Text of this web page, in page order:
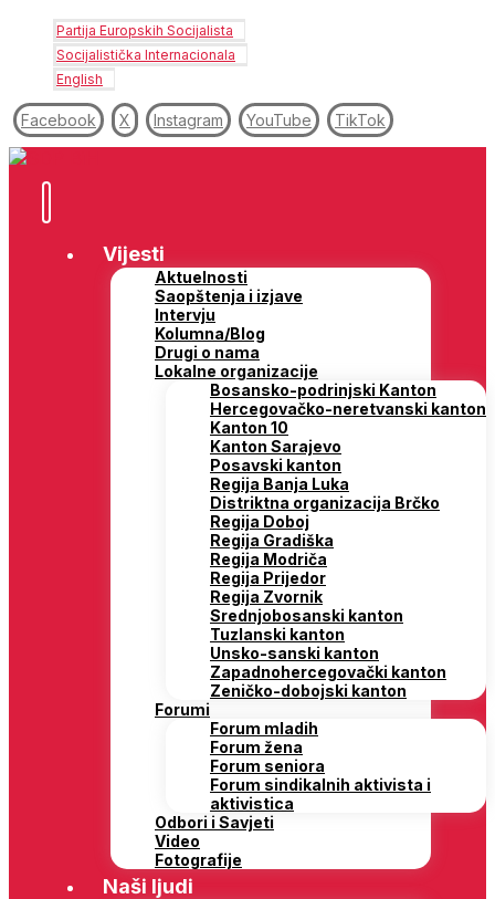
Partija Europskih Socijalista
Socijalistička Internacionala
English
Facebook X Instagram YouTube TikTok
Vijesti
Aktuelnosti
Saopštenja i izjave
Intervju
Kolumna/Blog
Drugi o nama
Lokalne organizacije
Bosansko-podrinjski Kanton
Hercegovačko-neretvanski kanton
Kanton 10
Kanton Sarajevo
Posavski kanton
Regija Banja Luka
Distriktna organizacija Brčko
Regija Doboj
Regija Gradiška
Regija Modriča
Regija Prijedor
Regija Zvornik
Srednjobosanski kanton
Tuzlanski kanton
Unsko-sanski kanton
Zapadnohercegovački kanton
Zeničko-dobojski kanton
Forumi
Forum mladih
Forum žena
Forum seniora
Forum sindikalnih aktivista i
aktivistica
Odbori i Savjeti
Video
Fotografije
Naši ljudi